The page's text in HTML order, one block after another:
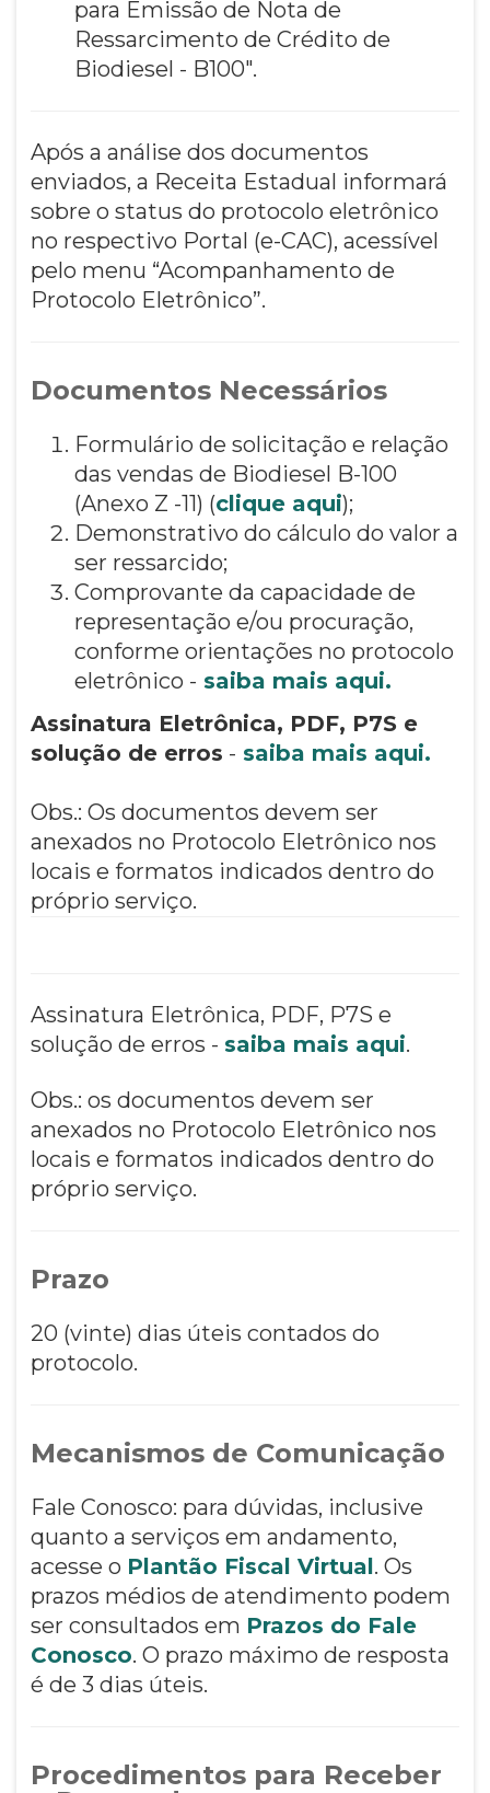
para Emissão de Nota de
Ressarcimento de Crédito de
Biodiesel - B100".
Após a análise dos documentos
enviados, a Receita Estadual informará
sobre o status do protocolo eletrônico
no respectivo Portal (e-CAC), acessível
pelo menu “Acompanhamento de
Protocolo Eletrônico”.
Documentos Necessários
Formulário de solicitação e relação
das vendas de Biodiesel B-100
(Anexo Z -11) (clique aqui);
Demonstrativo do cálculo do valor a
ser ressarcido;
Comprovante da capacidade de
representação e/ou procuração,
conforme orientações no protocolo
eletrônico - saiba mais aqui.
Assinatura Eletrônica, PDF, P7S e
solução de erros - saiba mais aqui.
Obs.: Os documentos devem ser
anexados no Protocolo Eletrônico nos
locais e formatos indicados dentro do
próprio serviço.
Assinatura Eletrônica, PDF, P7S e
solução de erros - saiba mais aqui.
Obs.: os documentos devem ser
anexados no Protocolo Eletrônico nos
locais e formatos indicados dentro do
próprio serviço.
Prazo
20 (vinte) dias úteis contados do
protocolo.
Mecanismos de Comunicação
Fale Conosco: para dúvidas, inclusive
quanto a serviços em andamento,
acesse o Plantão Fiscal Virtual. Os
prazos médios de atendimento podem
ser consultados em Prazos do Fale
Conosco. O prazo máximo de resposta
é de 3 dias úteis.
Procedimentos para Receber